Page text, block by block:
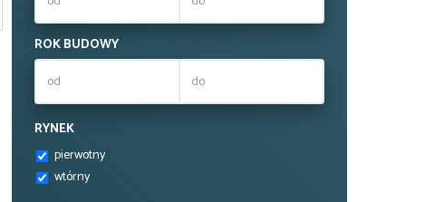
ROK BUDOWY
RYNEK
pierwotny
wtórny